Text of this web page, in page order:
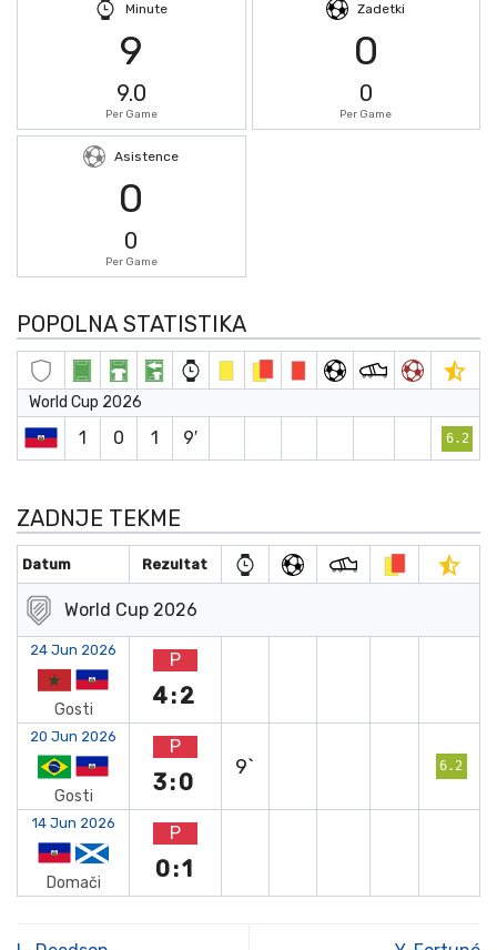
Minute
9
9.0
Per Game
Zadetki
0
0
Per Game
Asistence
0
0
Per Game
POPOLNA STATISTIKA
World Cup 2026
1 0 1 9′ 6.2
ZADNJE TEKME
Datum Rezultat
World Cup 2026
24 Jun 2026
Gosti
P
4:2
20 Jun 2026
Gosti
P
3:0
9` 6.2
14 Jun 2026
Domači
P
0:1